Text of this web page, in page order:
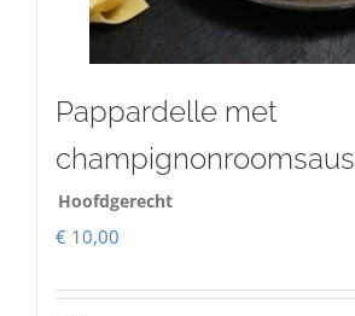
Pappardelle met
champignonroomsaus
Hoofdgerecht
€ 10,00